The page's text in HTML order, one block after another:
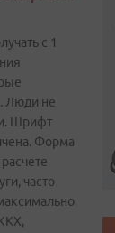
с 1
Люди не
Шрифт
Форма
часто